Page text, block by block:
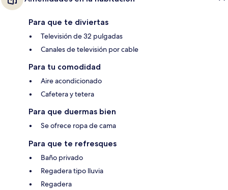
Para que te diviertas
Televisión de 32 pulgadas
Canales de televisión por cable
Para tu comodidad
Aire acondicionado
Cafetera y tetera
Para que duermas bien
Se ofrece ropa de cama
Para que te refresques
Baño privado
Regadera tipo lluvia
Regadera